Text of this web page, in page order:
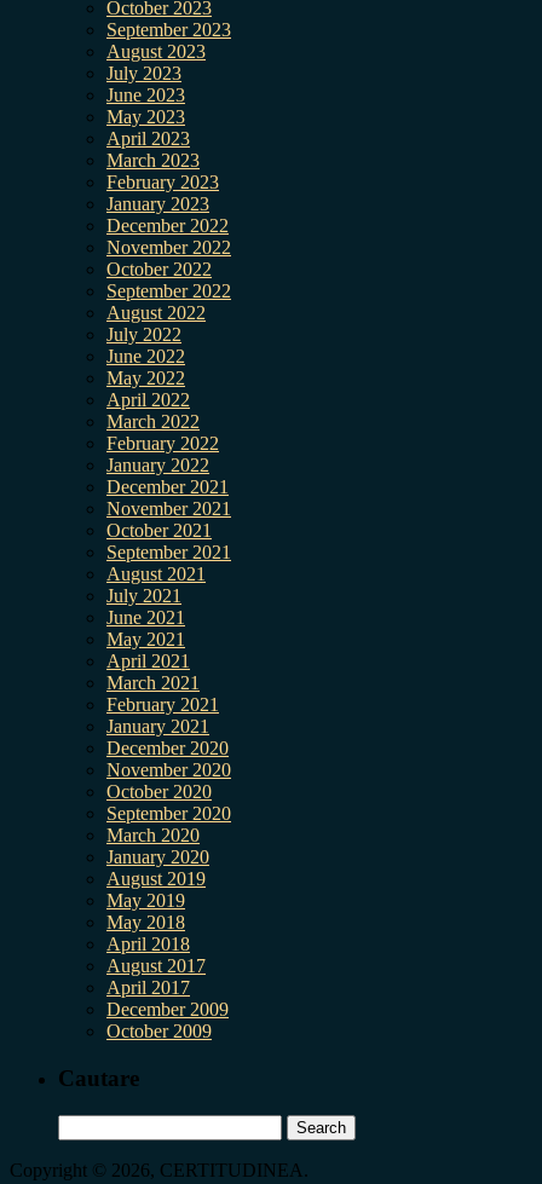
October 2023
September 2023
August 2023
July 2023
June 2023
May 2023
April 2023
March 2023
February 2023
January 2023
December 2022
November 2022
October 2022
September 2022
August 2022
July 2022
June 2022
May 2022
April 2022
March 2022
February 2022
January 2022
December 2021
November 2021
October 2021
September 2021
August 2021
July 2021
June 2021
May 2021
April 2021
March 2021
February 2021
January 2021
December 2020
November 2020
October 2020
September 2020
March 2020
January 2020
August 2019
May 2019
May 2018
April 2018
August 2017
April 2017
December 2009
October 2009
Cautare
for:
Copyright © 2026, CERTITUDINEA.